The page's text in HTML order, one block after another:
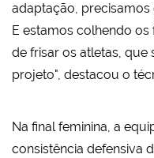
adaptação,
E estamos colhendo
de frisar os atletas, que
projeto", destacou o
Na final feminina, a
consistência defensiva